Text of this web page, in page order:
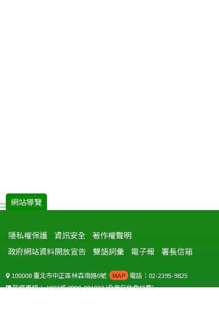
::: 網站導覽
隱私權保護 資訊安全 著作權聲明
政府網站資料開放宣告
雙語詞彙 電子報 署長信箱
100008 臺北市中正區林森南路6號 MAP 電話：02-2395-9825
防疫專線：1922或0800-001922(全年無休免付費)